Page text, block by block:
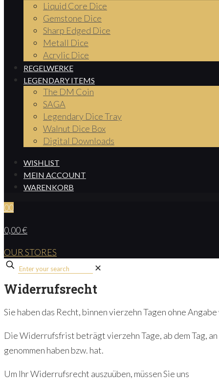
Liquid Core Dice
Gemstone Dice
Sharp Edged Dice
Metall Dice
Acrylic Dice
REGELWERKE
LEGENDARY ITEMS
The DM Coin
SAGA
Legendary Dice Tray
Walnut Dice Box
Digital Downloads
WISHLIST
MEIN ACCOUNT
WARENKORB
00
0,00 €
OUR STORES
✕
Widerrufsrecht
Sie haben das Recht, binnen vierzehn Tagen ohne
Die Widerrufsfrist beträgt vierzehn Tage, ab dem Tag,
genommen haben bzw. hat.
Um Ihr Widerrufsrecht auszuüben, müssen Sie uns